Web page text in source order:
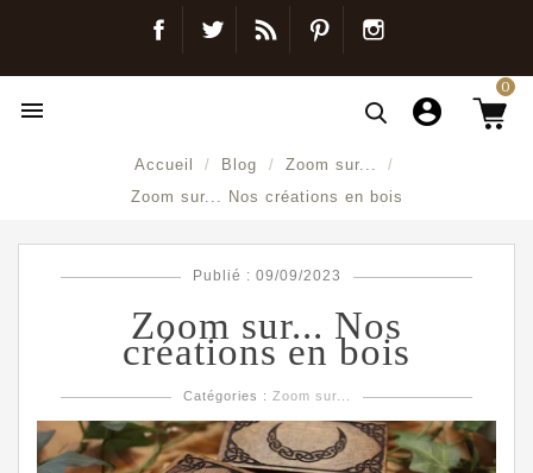
FacebookTwitter Blog Pinterest

0
Accueil Blog
Zoom sur...
Zoom sur... Nos créations en bois
Publié : 09/09/2023
Zoom sur... Nos
créations en bois
Catégories : Zoom sur...